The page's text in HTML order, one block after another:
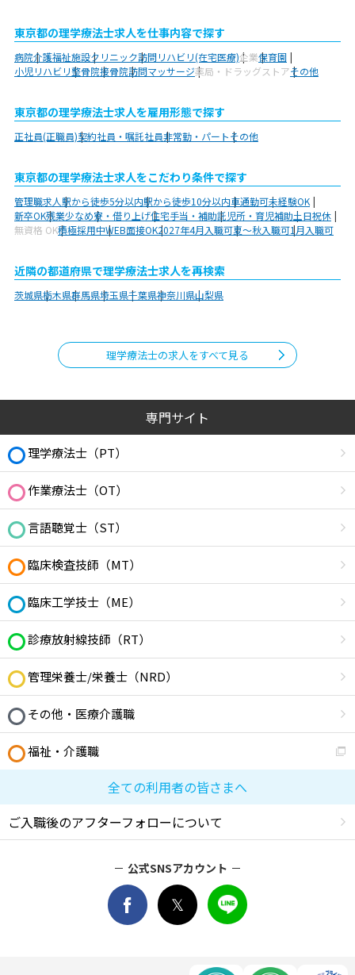
東京都の理学療法士求人を仕事内容で探す
病院介護福祉施設クリニック訪問リハビリ(在宅医療)企業保育園
小児リハビリ整骨院接骨院訪問マッサージ薬局・ドラッグストアその他
東京都の理学療法士求人を雇用形態で探す
正社員(正職員)契約社員・嘱託社員非常勤・パートその他
東京都の理学療法士求人をこだわり条件で探す
管理職求人駅から徒歩5分以内駅から徒歩10分以内車通勤可未経験OK
新卒OK残業少なめ寮・借り上げ住宅手当・補助託児所・育児補助土日祝休
無資格 OK積極採用中WEB面接OK2027年4月入職可夏～秋入職可1月入職可
近隣の都道府県で理学療法士求人を再検索
茨城県栃木県群馬県埼玉県千葉県神奈川県山梨県
理学療法士の求人をすべて見る
専門サイト
理学療法士（PT）
作業療法士（OT）
言語聴覚士（ST）
臨床検査技師（MT）
臨床工学技士（ME）
診療放射線技師（RT）
管理栄養士/栄養士（NRD）
その他・医療介護職
福祉・介護職
全ての利用者の皆さまへ
ご入職後のアフターフォローについて
公式SNSアカウント